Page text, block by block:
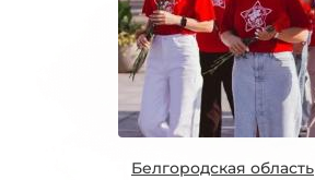
Белгородская область